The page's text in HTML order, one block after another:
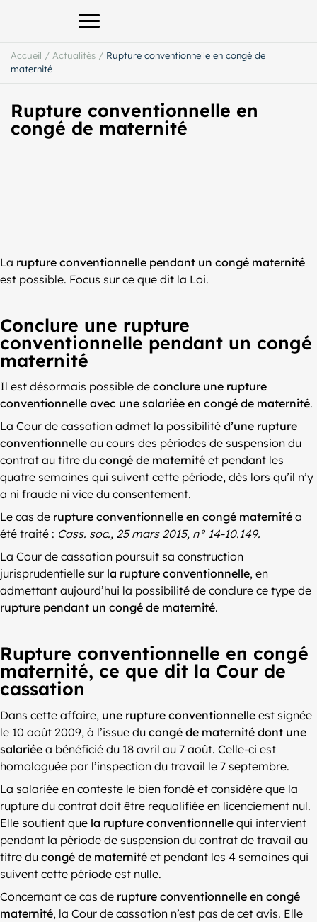
Afficher le menu principal
Accueil / Actualités / Rupture conventionnelle en congé de
maternité
Rupture conventionnelle en
congé de maternité
La rupture conventionnelle pendant un congé maternité
est possible. Focus sur ce que dit la Loi.
Conclure une rupture
conventionnelle pendant un congé
maternité
Il est désormais possible de conclure une rupture
conventionnelle avec une salariée en congé de maternité.
La Cour de cassation admet la possibilité d’une rupture
conventionnelle au cours des périodes de suspension du
contrat au titre du congé de maternité et pendant les
quatre semaines qui suivent cette période, dès lors qu’il n’y
a ni fraude ni vice du consentement.
Le cas de rupture conventionnelle en congé maternité a
été traité : Cass. soc., 25 mars 2015, n° 14-10.149.
La Cour de cassation poursuit sa construction
jurisprudentielle sur la rupture conventionnelle, en
admettant aujourd’hui la possibilité de conclure ce type de
rupture pendant un congé de maternité.
Rupture conventionnelle en congé
maternité, ce que dit la Cour de
cassation
Dans cette affaire, une rupture conventionnelle est signée
le 10 août 2009, à l’issue du congé de maternité dont une
salariée a bénéficié du 18 avril au 7 août. Celle-ci est
homologuée par l’inspection du travail le 7 septembre.
La salariée en conteste le bien fondé et considère que la
rupture du contrat doit être requalifiée en licenciement nul.
Elle soutient que la rupture conventionnelle qui intervient
pendant la période de suspension du contrat de travail au
titre du congé de maternité et pendant les 4 semaines qui
suivent cette période est nulle.
Concernant ce cas de rupture conventionnelle en congé
maternité, la Cour de cassation n’est pas de cet avis. Elle